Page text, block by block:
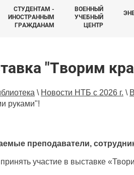
СТУДЕНТАМ -
ИНОСТРАННЫМ
ГРАЖДАНАМ
ВОЕННЫЙ
УЧЕБНЫЙ
ЦЕНТР
"Творим
\ Новости НТБ с 2026 г. \
руками"!
преподаватели,
участие в выставке